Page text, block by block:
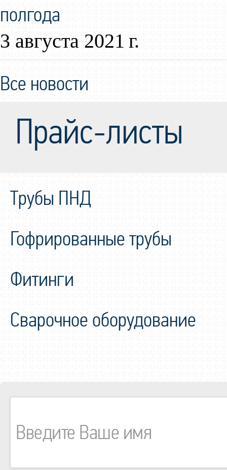
полгода
3 августа 2021 г.
Все новости
Прайс-листы
Трубы ПНД
Гофрированные трубы
Фитинги
Сварочное оборудование